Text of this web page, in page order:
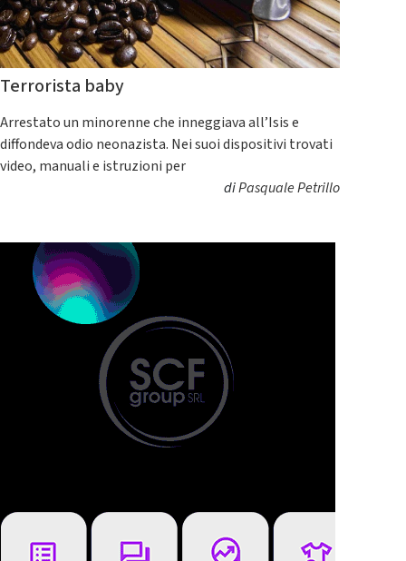
Terrorista baby
Arrestato un minorenne che inneggiava all’Isis e
diffondeva odio neonazista. Nei suoi dispositivi trovati
video, manuali e istruzioni per
diPasquale Petrillo